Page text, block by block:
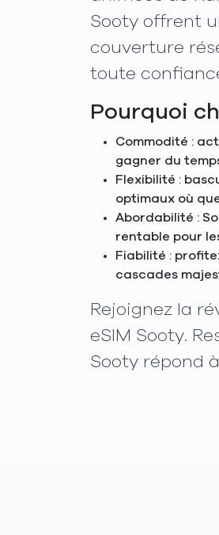
Sooty offrent
couverture
toute
Pourquoi
Commodité :
gagner du
Flexibilité :
optimaux où
Abordabilité :
rentable pour
Fiabilité :
cascades
Rejoignez la
eSIM Sooty.
Sooty répond